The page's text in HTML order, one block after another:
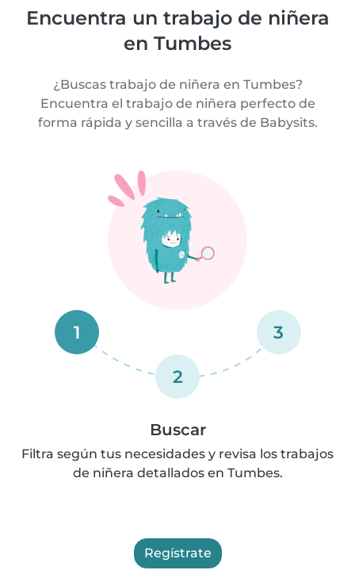
Encuentra un trabajo de niñera
en Tumbes
¿Buscas trabajo de niñera en Tumbes?
Encuentra el trabajo de niñera perfecto de
forma rápida y sencilla a través de Babysits.
1
2
3
Buscar
Filtra según tus necesidades y revisa los trabajos
de niñera detallados en Tumbes.
Regístrate